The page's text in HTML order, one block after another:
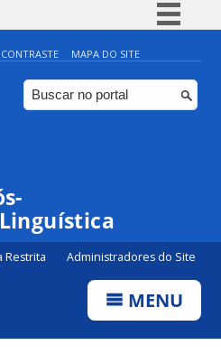
Simplifique!
Comunica BR
Participe
MAPA DO SITE
Restrita Administradores do Site
MENU